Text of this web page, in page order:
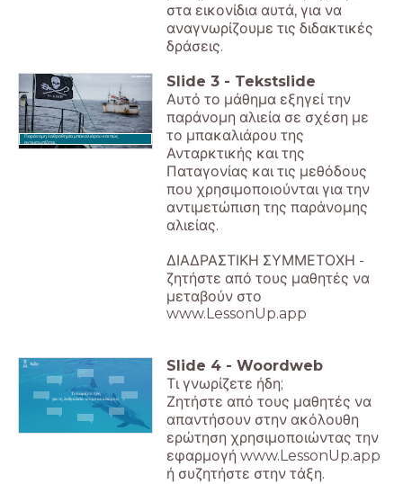
στα εικονίδια αυτά, για να
αναγνωρίζουμε τις διδακτικές
δράσεις.
Παράνομη λαθροθηρία μπακαλιάρου και πώς
αντιμετωπίζεται.
Slide 3 - Tekstslide
Αυτό το μάθημα εξηγεί την
παράνομη αλιεία σε σχέση με
το μπακαλιάρου της
Ανταρκτικής και της
Παταγονίας και τις μεθόδους
που χρησιμοποιούνται για την
αντιμετώπιση της παράνομης
αλιείας.
ΔΙΑΔΡΑΣΤΙΚΗ ΣΥΜΜΕΤΟΧΗ -
ζητήστε από τους μαθητές να
μεταβούν στο
www.LessonUp.app
Τι γνωρίζετε ήδη
για τη λαθραλιεία του μπακαλιάρου;
Slide 4 - Woordweb
Τι γνωρίζετε ήδη;
Ζητήστε από τους μαθητές να
απαντήσουν στην ακόλουθη
ερώτηση χρησιμοποιώντας την
εφαρμογή www.LessonUp.app
ή συζητήστε στην τάξη.